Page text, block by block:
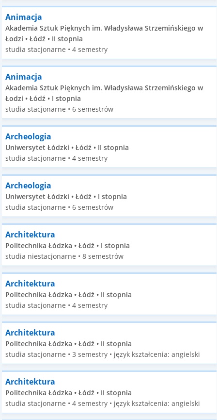
Animacja
Akademia Sztuk Pięknych im. Władysława Strzemińskiego w
Łodzi • Łódź • II stopnia
studia stacjonarne • 4 semestry
Animacja
Akademia Sztuk Pięknych im. Władysława Strzemińskiego w
Łodzi • Łódź • I stopnia
studia stacjonarne • 6 semestrów
Archeologia
Uniwersytet Łódzki • Łódź • II stopnia
studia stacjonarne • 4 semestry
Archeologia
Uniwersytet Łódzki • Łódź • I stopnia
studia stacjonarne • 6 semestrów
Architektura
Politechnika Łódzka • Łódź • I stopnia
studia niestacjonarne • 8 semestrów
Architektura
Politechnika Łódzka • Łódź • II stopnia
studia stacjonarne • 4 semestry
Architektura
Politechnika Łódzka • Łódź • II stopnia
studia stacjonarne • 3 semestry • język kształcenia: angielski
Architektura
Politechnika Łódzka • Łódź • II stopnia
studia stacjonarne • 4 semestry • język kształcenia: angielski